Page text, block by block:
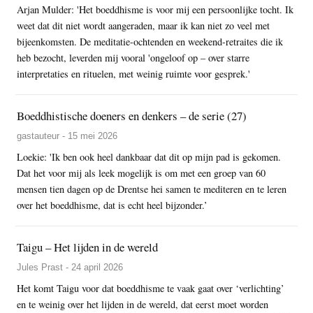
Arjan Mulder: 'Het boeddhisme is voor mij een persoonlijke tocht. Ik
weet dat dit niet wordt aangeraden, maar ik kan niet zo veel met
bijeenkomsten. De meditatie-ochtenden en weekend-retraites die ik
heb bezocht, leverden mij vooral 'ongeloof op – over starre
interpretaties en rituelen, met weinig ruimte voor gesprek.'
Boeddhistische doeners en denkers – de serie (27)
gastauteur - 15 mei 2026
Loekie: 'Ik ben ook heel dankbaar dat dit op mijn pad is gekomen.
Dat het voor mij als leek mogelijk is om met een groep van 60
mensen tien dagen op de Drentse hei samen te mediteren en te leren
over het boeddhisme, dat is echt heel bijzonder.’
Taigu – Het lijden in de wereld
Jules Prast - 24 april 2026
Het komt Taigu voor dat boeddhisme te vaak gaat over ‘verlichting’
en te weinig over het lijden in de wereld, dat eerst moet worden